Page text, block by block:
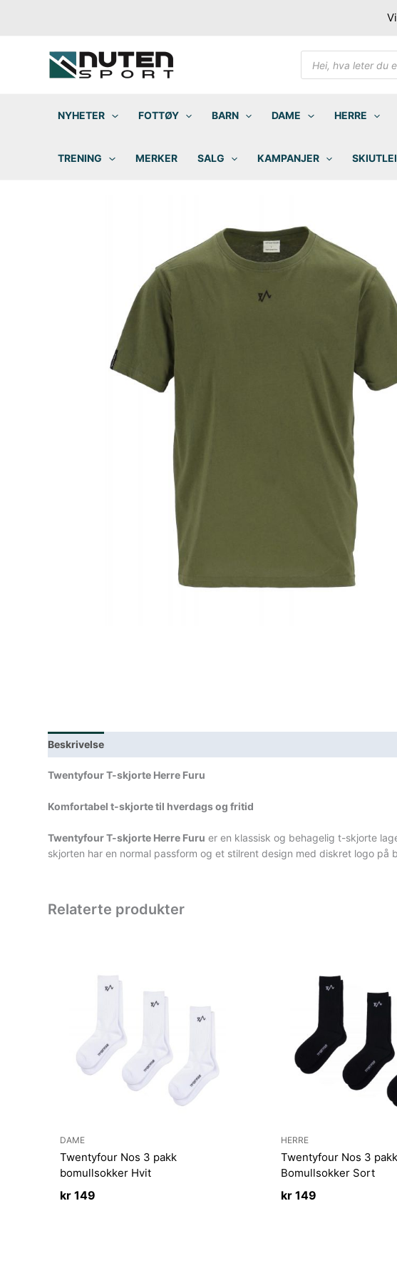
Products
search
NYHETER FOTTØY BARN DAME HERRE
TRENING MERKER SALG KAMPANJER
Beskrivelse
Twentyfour T-skjorte Herre Furu
Komfortabel t-skjorte til hverdags og fritid
Twentyfour T-skjorte Herre Furu er en klassisk og behagelig t-skjorte
skjorten har en normal passform og et stilrent design med diskret logo
Relaterte produkter
DAME
Twentyfour Nos 3 pakk
bomullsokker Hvit
kr 149
HERRE
Twentyfour Nos 3 pakk
Bomullsokker Sort
kr149